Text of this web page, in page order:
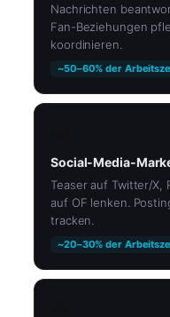
Nachrichten
Fan-Beziehungen
koordinieren.
~50–60% der
Social-Media-
Teaser auf Twitter/X,
auf OF lenken.
tracken.
~20–30% der